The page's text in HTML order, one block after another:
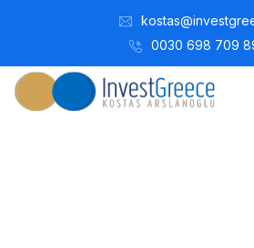
0030 698 709